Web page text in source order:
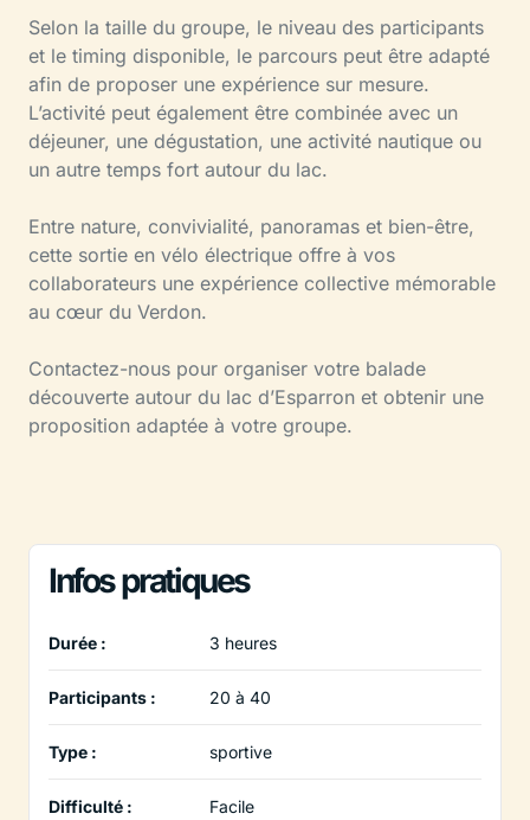
Selon la taille du groupe, le niveau des participants
et le timing disponible, le parcours peut être adapté
afin de proposer une expérience sur mesure.
L’activité peut également être combinée avec un
déjeuner, une dégustation, une activité nautique ou
un autre temps fort autour du lac.
Entre nature, convivialité, panoramas et bien-être,
cette sortie en vélo électrique offre à vos
collaborateurs une expérience collective mémorable
au cœur du Verdon.
Contactez-nous pour organiser votre balade
découverte autour du lac d’Esparron et obtenir une
proposition adaptée à votre groupe.
Infos pratiques
Durée : 3 heures
Participants : 20 à 40
Type : sportive
Difficulté : Facile